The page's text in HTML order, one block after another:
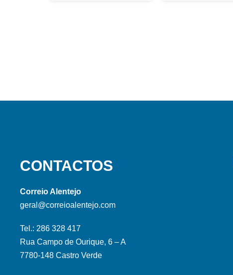
CONTACTOS
Correio Alentejo
geral@correioalentejo.com
Tel.: 286 328 417
Rua Campo de Ourique, 6 – A
7780-148 Castro Verde